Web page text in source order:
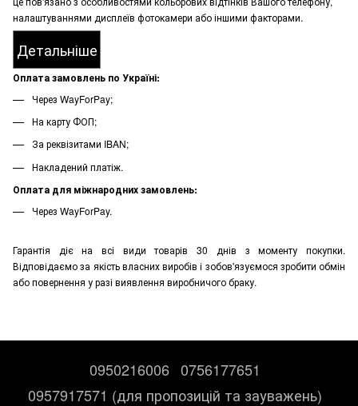
налаштуваннями дисплеїв фотокамери або іншими факторами.
Детальніше
Оплата замовлень по Україні:
Через WayForPay;
На карту ФОП;
За реквізитами IBAN;
Накладений платіж.
Оплата для міжнародних замовлень:
Через WayForPay.
Гарантія діє на всі види товарів 30 днів з моменту покупки.
Відповідаємо за якість власних виробів і зобов'язуємося зробити обмін
або повернення у разі виявлення виробничого браку.
0950216006 0756177651
0957917571 (для пропозицій та зауважень)